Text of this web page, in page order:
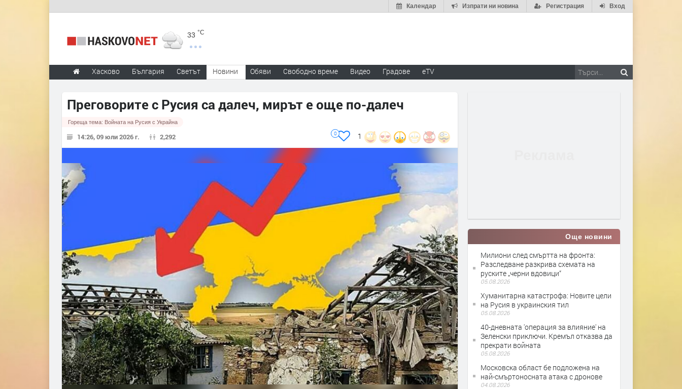
Вход
Регистрация
Изпрати ни новина
Календар
33 °C
Хасково България Светът Новини Обяви Свободно време Видео Градове eTV
Преговорите с Русия са далеч, мирът е още по-далеч
Гореща тема: Войната на Русия с Украйна
14:26, 09 юли 2026 г. 2,292 1
0
Още новини
Милиони след смъртта на фронта:
Разследване разкрива схемата на
руските „черни вдовици“
05.08.2026
Хуманитарна катастрофа: Новите цели
на Русия в украинския тил
05.08.2026
40-дневната 'операция за влияние' на
Зеленски приключи. Кремъл отказва да
прекрати войната
05.08.2026
Московска област бе подложена на
най-смъртоносната атака с дронове
04.08.2026